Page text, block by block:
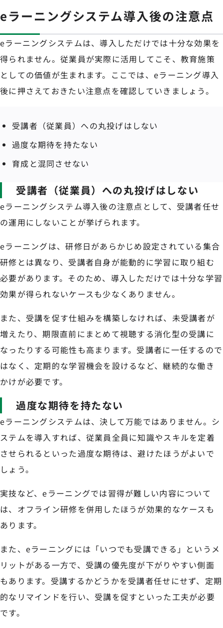
eラーニングシステム導入後の注意点
eラーニングシステムは、導入しただけでは十分な効果を
得られません。従業員が実際に活用してこそ、教育施策
としての価値が生まれます。ここでは、eラーニング導入
後に押さえておきたい注意点を確認していきましょう。
受講者（従業員）への丸投げはしない
過度な期待を持たない
育成と混同させない
受講者（従業員）への丸投げはしない
eラーニングシステム導入後の注意点として、受講者任せ
の運用にしないことが挙げられます。
eラーニングは、研修日があらかじめ設定されている集合
研修とは異なり、受講者自身が能動的に学習に取り組む
必要があります。そのため、導入しただけでは十分な学習
効果が得られないケースも少なくありません。
また、受講を促す仕組みを構築しなければ、未受講者が
増えたり、期限直前にまとめて視聴する消化型の受講に
なったりする可能性も高まります。受講者に一任するので
はなく、定期的な学習機会を設けるなど、継続的な働き
かけが必要です。
過度な期待を持たない
eラーニングシステムは、決して万能ではありません。シ
ステムを導入すれば、従業員全員に知識やスキルを定着
させられるといった過度な期待は、避けたほうがよいで
しょう。
実技など、eラーニングでは習得が難しい内容について
は、オフライン研修を併用したほうが効果的なケースも
あります。
また、eラーニングには「いつでも受講できる」というメ
リットがある一方で、受講の優先度が下がりやすい側面
もあります。受講するかどうかを受講者任せにせず、定期
的なリマインドを行い、受講を促すといった工夫が必要
です。